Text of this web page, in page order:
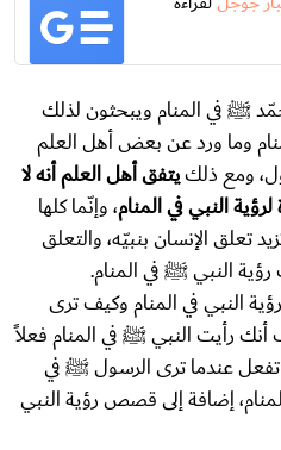
ﷺ في المنام ويبحثون لذلك
وما ورد عن بعض أهل العلم
ومع ذلكيتفق أهل العلم أنه لا
النبي في المنام، وإنّما كلها
تعلق الإنسان بنبيّه، والتعلق
النبي ﷺ في المنام.
النبي في المنام وكيف ترى
رأيت النبي ﷺ في المنام فعلاً
تفعل عندما ترى الرسول ﷺ في
إضافة إلى قصص رؤية النبي